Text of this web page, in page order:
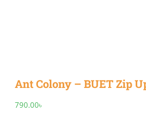
Ant Colony – BUET Zip
790.00৳